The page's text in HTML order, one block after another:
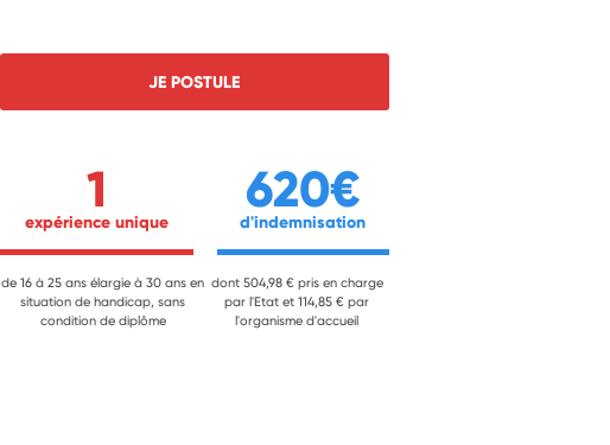
JE POSTULE
1
expérience unique
de 16 à 25 ans élargie à 30 ans en
situation de handicap, sans
condition de diplôme
620€
d'indemnisation
dont 504,98 € pris en charge
par l'Etat et 114,85 € par
l'organisme d'accueil